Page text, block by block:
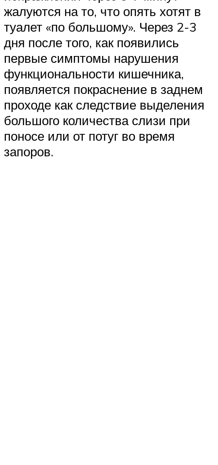
жалуются на то, что опять хотят в
туалет «по большому». Через 2-3
дня после того, как появились
первые симптомы нарушения
функциональности кишечника,
появляется покраснение в заднем
проходе как следствие выделения
большого количества слизи при
поносе или от потуг во время
запоров.